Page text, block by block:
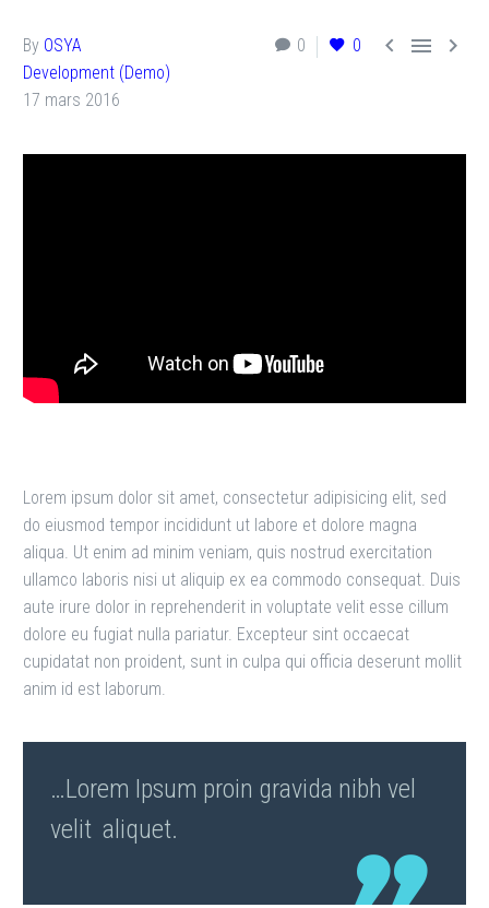
0 0   
By OSYA
Development (Demo)
17 mars 2016
Lorem ipsum dolor sit amet, consectetur adipisicing elit, sed
do eiusmod tempor incididunt ut labore et dolore magna
aliqua. Ut enim ad minim veniam, quis nostrud exercitation
ullamco laboris nisi ut aliquip ex ea commodo consequat. Duis
aute irure dolor in reprehenderit in voluptate velit esse cillum
dolore eu fugiat nulla pariatur. Excepteur sint occaecat
cupidatat non proident, sunt in culpa qui officia deserunt mollit
anim id est laborum.
…Lorem Ipsum proin gravida nibh vel
velit aliquet.